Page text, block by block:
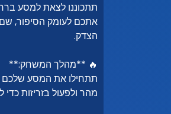
תתכוננו לצאת למסע
אתכם לעומק הסיפור,
הצדק.
🔥 **מהלך המשחק:**
תתחילו את המסע שלכם
מהר ולפעול בזריזות